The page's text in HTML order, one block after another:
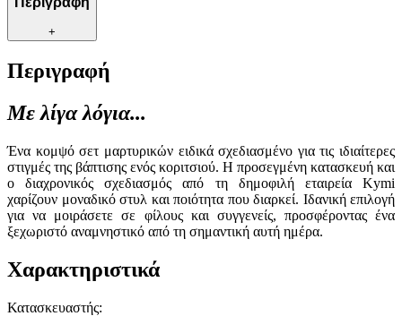
+
Περιγραφή
Με λίγα λόγια...
Ένα κομψό σετ μαρτυρικών ειδικά σχεδιασμένο για τις ιδιαίτερες
στιγμές της βάπτισης ενός κοριτσιού. Η προσεγμένη κατασκευή και
ο διαχρονικός σχεδιασμός από τη δημοφιλή εταιρεία Kymi
χαρίζουν μοναδικό στυλ και ποιότητα που διαρκεί. Ιδανική επιλογή
για να μοιράσετε σε φίλους και συγγενείς, προσφέροντας ένα
ξεχωριστό αναμνηστικό από τη σημαντική αυτή ημέρα.
Χαρακτηριστικά
Κατασκευαστής: